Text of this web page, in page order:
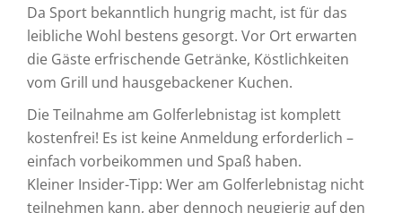
Da Sport bekanntlich hungrig macht, ist für das
leibliche Wohl bestens gesorgt. Vor Ort erwarten
die Gäste erfrischende Getränke, Köstlichkeiten
vom Grill und hausgebackener Kuchen.
Die Teilnahme am Golferlebnistag ist komplett
kostenfrei! Es ist keine Anmeldung erforderlich –
einfach vorbeikommen und Spaß haben.
Kleiner Insider-Tipp: Wer am Golferlebnistag nicht
teilnehmen kann, aber dennoch neugierig auf den